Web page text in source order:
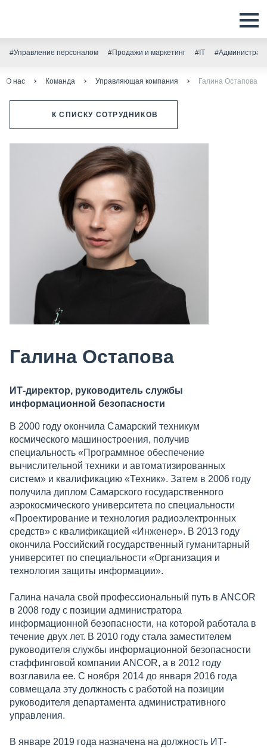
#Управление персоналом #Продажи и маркетинг #IT
О нас Команда Управляющая компания Галина Остапова
К СПИСКУ СОТРУДНИКОВ
Галина Остапова
ИТ-директор, руководитель службы
информационной безопасности
В 2000 году окончила Самарский техникум
космического машиностроения, получив
специальность «Программное обеспечение
вычислительной техники и автоматизированных
систем» и квалификацию «Техник». Затем в 2006 году
получила диплом Самарского государственного
аэрокосмического университета по специальности
«Проектирование и технология радиоэлектронных
средств» с квалификацией «Инженер». В 2013 году
окончила Российский государственный гуманитарный
университет по специальности «Организация и
технология защиты информации».
Галина начала свой профессиональный путь в ANCOR
в 2008 году с позиции администратора
информационной безопасности, на которой работала в
течение двух лет. В 2010 году стала заместителем
руководителя службы информационной безопасности
стаффинговой компании ANCOR, а в 2012 году
возглавила ее. С ноября 2014 до января 2016 года
совмещала эту должность с работой на позиции
руководителя департамента административного
управления.
В январе 2019 года назначена на должность ИТ-